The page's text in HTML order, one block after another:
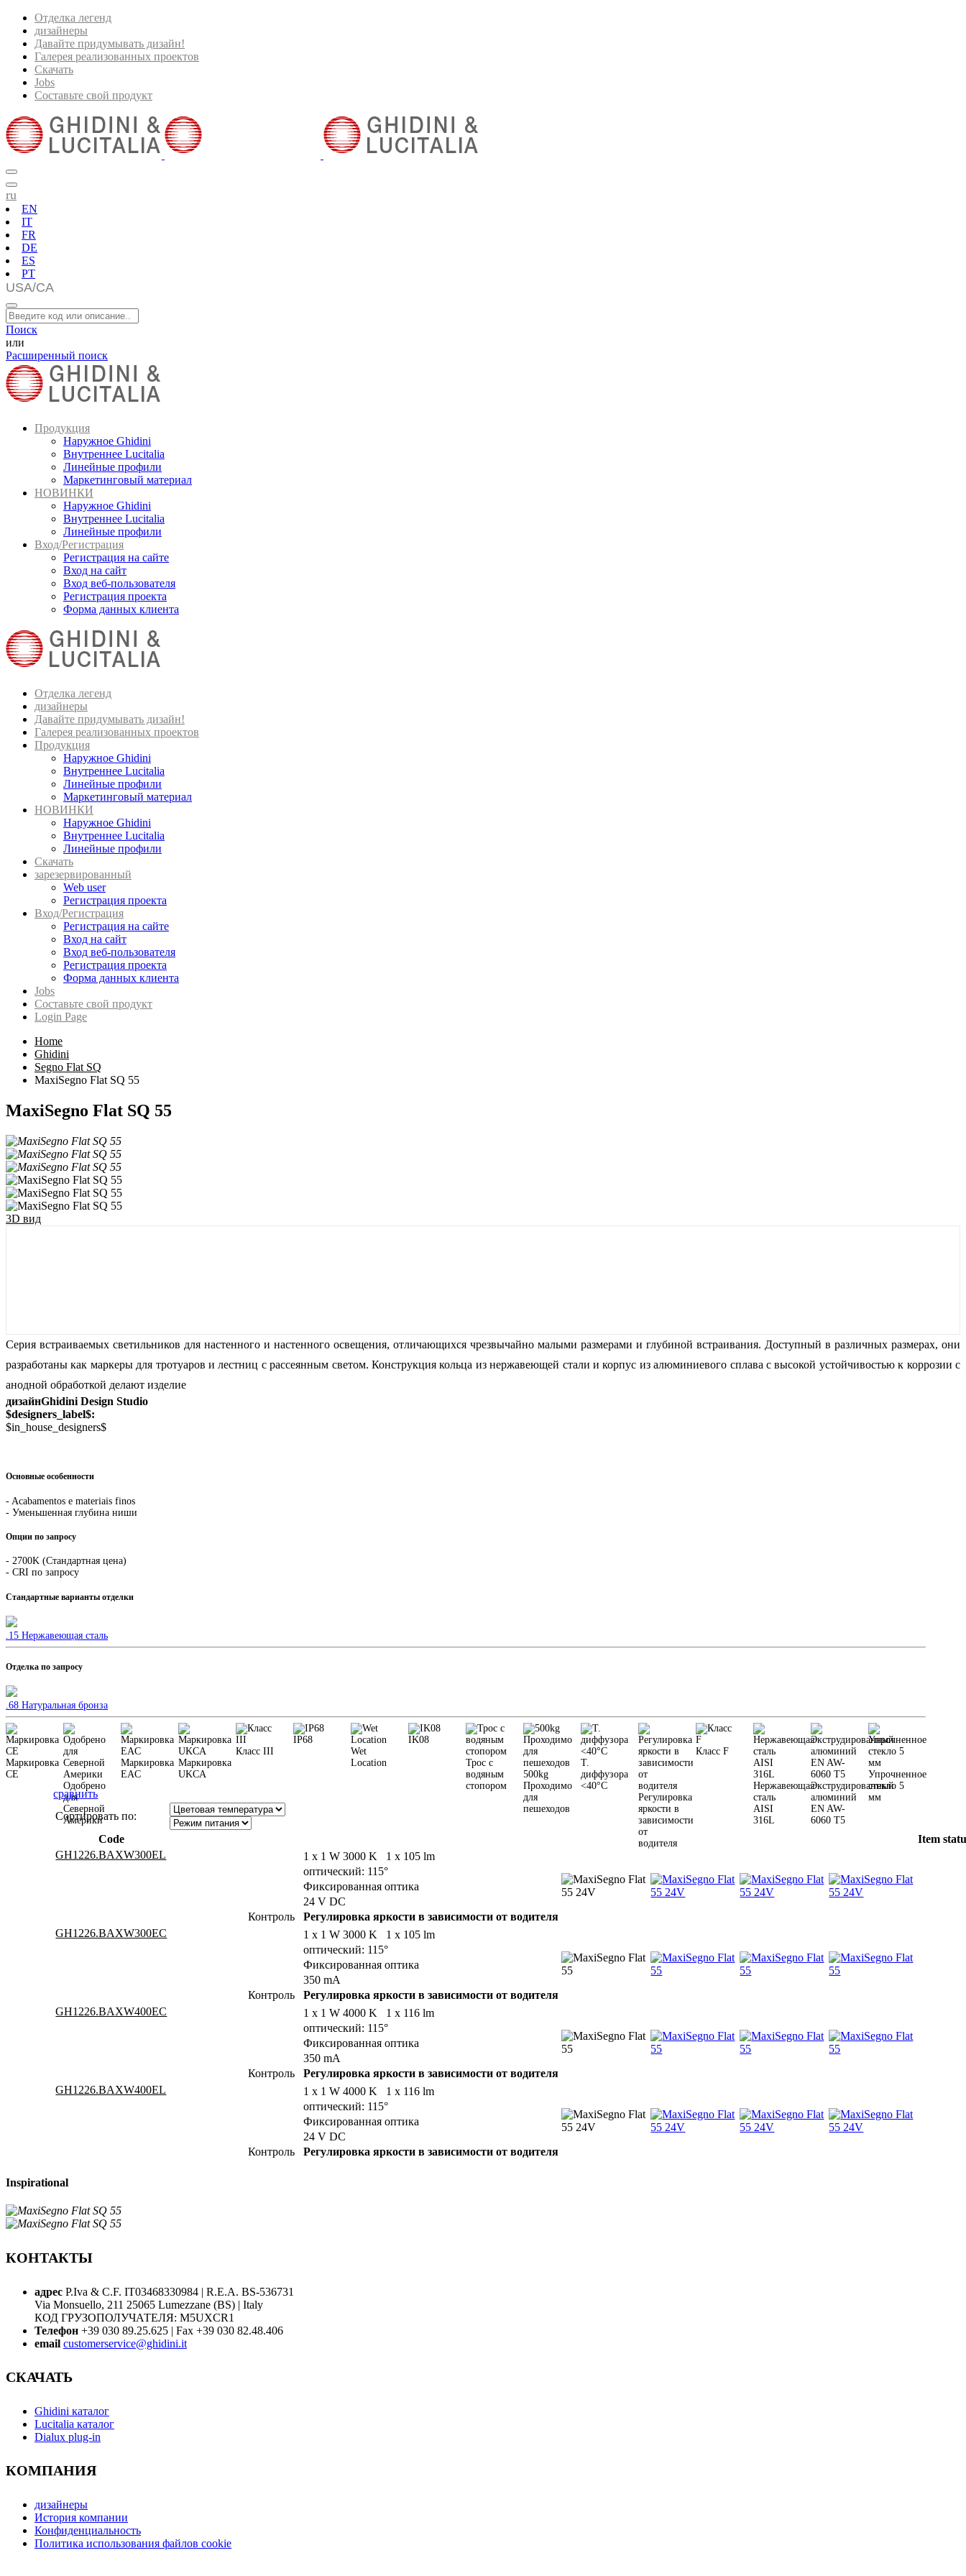
Отделка легенд
дизайнеры
Давайте придумывать дизайн!
Галерея реализованных проектов
Скачать
Jobs
Составьте свой продукт
ru
EN
IT
FR
DE
ES
PT
Поиск
или
Расширенный поиск
Продукция
Наружное Ghidini
Внутреннее Lucitalia
Линейные профили
Маркетинговый материал
НОВИНКИ
Наружное Ghidini
Внутреннее Lucitalia
Линейные профили
Вход/Регистрация
Регистрация на сайте
Вход на сайт
Вход веб-пользователя
Регистрация проекта
Форма данных клиента
Отделка легенд
дизайнеры
Давайте придумывать дизайн!
Галерея реализованных проектов
Продукция
Наружное Ghidini
Внутреннее Lucitalia
Линейные профили
Маркетинговый материал
НОВИНКИ
Наружное Ghidini
Внутреннее Lucitalia
Линейные профили
Скачать
зарезервированный
Web user
Регистрация проекта
Вход/Регистрация
Регистрация на сайте
Вход на сайт
Вход веб-пользователя
Регистрация проекта
Форма данных клиента
Jobs
Составьте свой продукт
Login Page
Home
Ghidini
Segno Flat SQ
MaxiSegno Flat SQ 55
MaxiSegno Flat SQ 55
3D вид
Серия встраиваемых светильников для настенного и настенного освещения, отличающихся чрезвычайно малыми размерами и глубиной встраивания. Доступный в различных размерах, они
разработаны как маркеры для тротуаров и лестниц с рассеянным светом. Конструкция кольца из нержавеющей стали и корпус из алюминиевого сплава с высокой устойчивостью к коррозии с
анодной обработкой делают изделие
дизайнGhidini Design Studio
$designers_label$:
$in_house_designers$
Основные особенности
- Acabamentos e materiais finos
- Уменьшенная глубина ниши
Опции по запросу
- 2700K (Стандартная цена)
- CRI по запросу
Стандартные варианты отделки
.15 Нержавеющая сталь
Отделка по запросу
.68 Натуральная бронза
Маркировка
CE
Одобрено
для
Северной
Америки
Маркировка
EAC
Маркировка
UKCA
Класс III
IP68
Wet
Location
IK08
Трос с
водяным
стопором
500kg
Проходимо
для
пешеходов
Т.
диффузора
<40°C
Регулировка
яркости в
зависимости
от
водителя
Класс F
Нержавеющая
сталь
AISI
316L
Экструдированный
алюминий
EN AW-
6060 T5
Упрочненное
стекло 5
мм
сравнить
Сортировать по:
Code
Item
GH1226.BAXW300EL
1 x 1 W 3000 K 1 x 105 lm
оптический: 115°
Фиксированная оптика
24 V DC
Контроль
Регулировка яркости в зависимости от водителя
GH1226.BAXW300EC
1 x 1 W 3000 K 1 x 105 lm
оптический: 115°
Фиксированная оптика
350 mA
Контроль
Регулировка яркости в зависимости от водителя
GH1226.BAXW400EC
1 x 1 W 4000 K 1 x 116 lm
оптический: 115°
Фиксированная оптика
350 mA
Контроль
Регулировка яркости в зависимости от водителя
GH1226.BAXW400EL
1 x 1 W 4000 K 1 x 116 lm
оптический: 115°
Фиксированная оптика
24 V DC
Контроль
Регулировка яркости в зависимости от водителя
Inspirational
КОНТАКТЫ
адрес P.Iva & C.F. IT03468330984 | R.E.A. BS-536731
Via Monsuello, 211 25065 Lumezzane (BS) | Italy
КОД ГРУЗОПОЛУЧАТЕЛЯ: M5UXCR1
Телефон +39 030 89.25.625 | Fax +39 030 82.48.406
email customerservice@ghidini.it
СКАЧАТЬ
Ghidini каталог
Lucitalia каталог
Dialux plug-in
КОМПАНИЯ
дизайнеры
История компании
Конфиденциальность
Политика использования файлов cookie